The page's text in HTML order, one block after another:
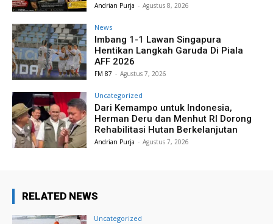
Andrian Purja - Agustus 8, 2026
News
Imbang 1-1 Lawan Singapura
Hentikan Langkah Garuda Di Piala
AFF 2026
FM 87 - Agustus 7, 2026
Uncategorized
Dari Kemampo untuk Indonesia,
Herman Deru dan Menhut RI Dorong
Rehabilitasi Hutan Berkelanjutan
Andrian Purja - Agustus 7, 2026
RELATED NEWS
Uncategorized